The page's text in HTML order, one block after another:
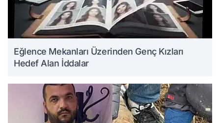
Eğlence Mekanları Üzerinden Genç Kızları
Hedef Alan İddalar